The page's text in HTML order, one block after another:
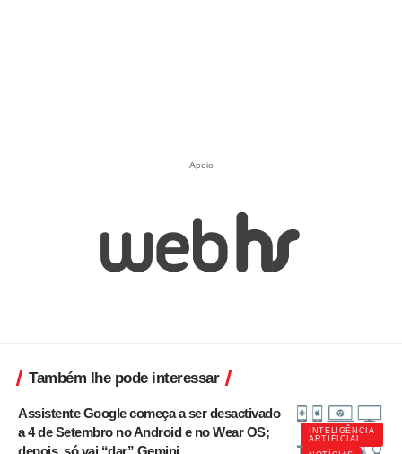
Apoio
Também lhe pode interessar
INTELIGÊNCIA
ARTIFICIAL
Assistente Google começa a ser desactivado
a 4 de Setembro no Android e no Wear OS;